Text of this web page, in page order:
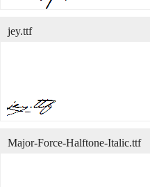
jey.ttf
Major-Force-Halftone-Italic.ttf